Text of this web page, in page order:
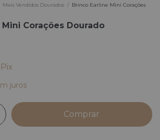
Mais Vendidos Dourados / Brinco Earline Mini Corações
Corações Dourado
Pix
juros